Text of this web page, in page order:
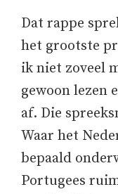
Dat rappe
het grootste
ik niet zoveel
gewoon lezen
af. Die
Waar het
bepaald
Portugees